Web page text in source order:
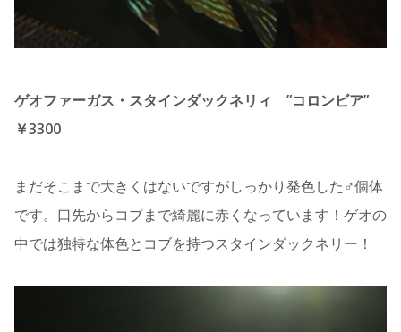
ゲオファーガス・スタインダックネリィ ”コロンビア”
￥3300
まだそこまで大きくはないですがしっかり発色した♂個体
です。口先からコブまで綺麗に赤くなっています！ゲオの
中では独特な体色とコブを持つスタインダックネリー！